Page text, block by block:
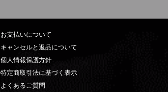
お支払いについて
キャンセルと返品について
個人情報保護方針
特定商取引法に基づく表示
よくあるご質問